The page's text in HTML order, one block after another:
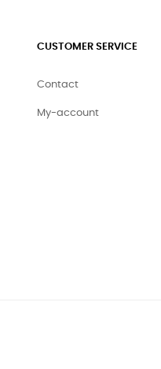
CUSTOMER SERVICE
Contact
My-account